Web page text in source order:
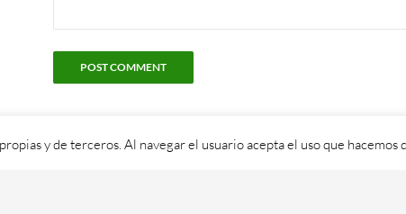
y de terceros. Al navegar el usuario acepta el uso que hacemos